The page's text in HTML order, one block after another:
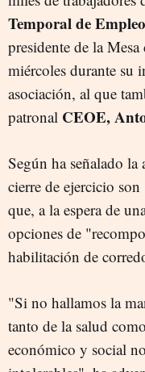
Temporal de
presidente de la
miércoles durante su
asociación, al que
patronal CEOE,
Según ha señalado
cierre de ejercicio
que, a la espera de
opciones de
habilitación de
"Si no hallamos la
tanto de la salud
económico y social